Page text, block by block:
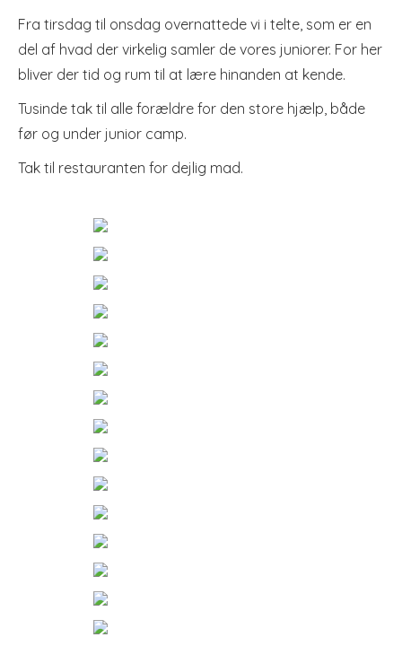
Fra tirsdag til onsdag overnattede vi i telte, som er en
del af hvad der virkelig samler de vores juniorer. For her
bliver der tid og rum til at lære hinanden at kende.
Tusinde tak til alle forældre for den store hjælp, både
før og under junior camp.
Tak til restauranten for dejlig mad.